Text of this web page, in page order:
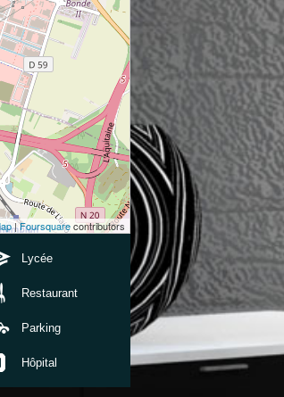
|Foursquarecontributors
Lycée
Restaurant
Parking
Hôpital